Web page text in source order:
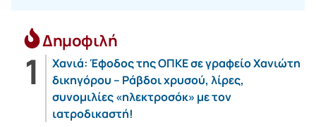
Δημοφιλή
Χανιά: Έφοδος της ΟΠΚΕ σε γραφείο Χανιώτη
δικηγόρου – Ράβδοι χρυσού, λίρες,
συνομιλίες «ηλεκτροσόκ» με τον
ιατροδικαστή!